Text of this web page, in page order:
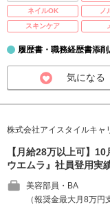
ネイルOK
ノ
スキンケア
履歴書・職務経歴書添削
気になる
株式会社アイスタイルキャ
【月給28万以上可】
ウエムラ』社員登用実
美容部員・BA
（報奨金最大月8万